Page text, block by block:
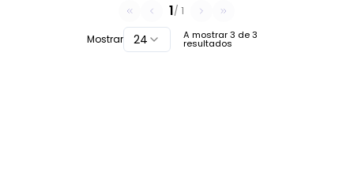
A mostrar3 de3
resultados
1/1
Mostrar 24